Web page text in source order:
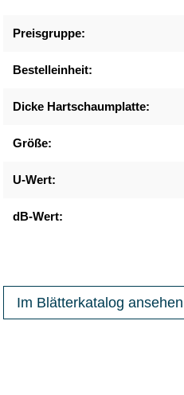
Preisgruppe:
Bestelleinheit:
Dicke Hartschaumplatte:
Größe:
U-Wert:
dB-Wert:
Im Blätterkatalog ansehen